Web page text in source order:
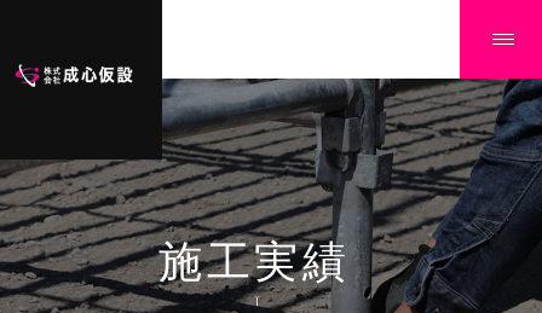
施工実績
Ï